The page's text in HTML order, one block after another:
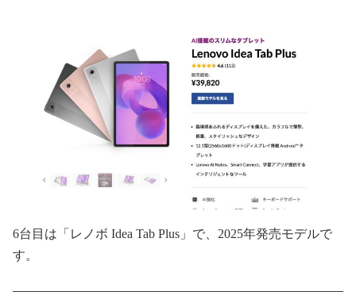
6台目は「レノボ Idea Tab Plus」で、2025年発売モデルで
す。